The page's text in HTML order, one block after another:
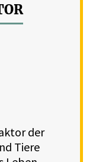
der
Tiere